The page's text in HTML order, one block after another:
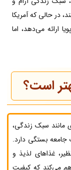
در حالی که آمریکا
ارائه می‌دهد، اما
است؟
مانند سبک زندگی،
بستگی دارد.
غذاهای لذیذ و
می‌کند که کیفیت